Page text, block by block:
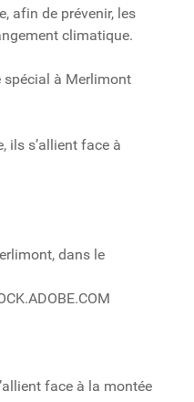
afin de prévenir, les
climatique.
spécial à Merlimont
dans le